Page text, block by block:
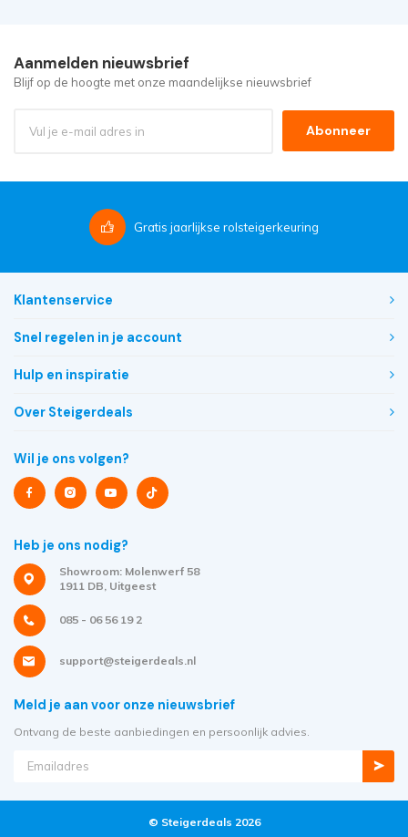
Aanmelden nieuwsbrief
Blijf op de hoogte met onze maandelijkse nieuwsbrief
Abonneer
Gratis jaarlijkse rolsteigerkeuring
Klantenservice
Snel regelen in je account
Hulp en inspiratie
Over Steigerdeals
Wil je ons volgen?
Heb je ons nodig?
Showroom: Molenwerf 58
1911 DB, Uitgeest
085 - 06 56 19 2
support@steigerdeals.nl
Meld je aan voor onze nieuwsbrief
Ontvang de beste aanbiedingen en persoonlijk advies.
© Steigerdeals 2026